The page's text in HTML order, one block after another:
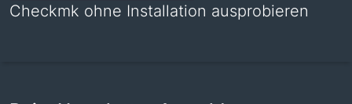
Checkmk ohne Installation ausprobieren